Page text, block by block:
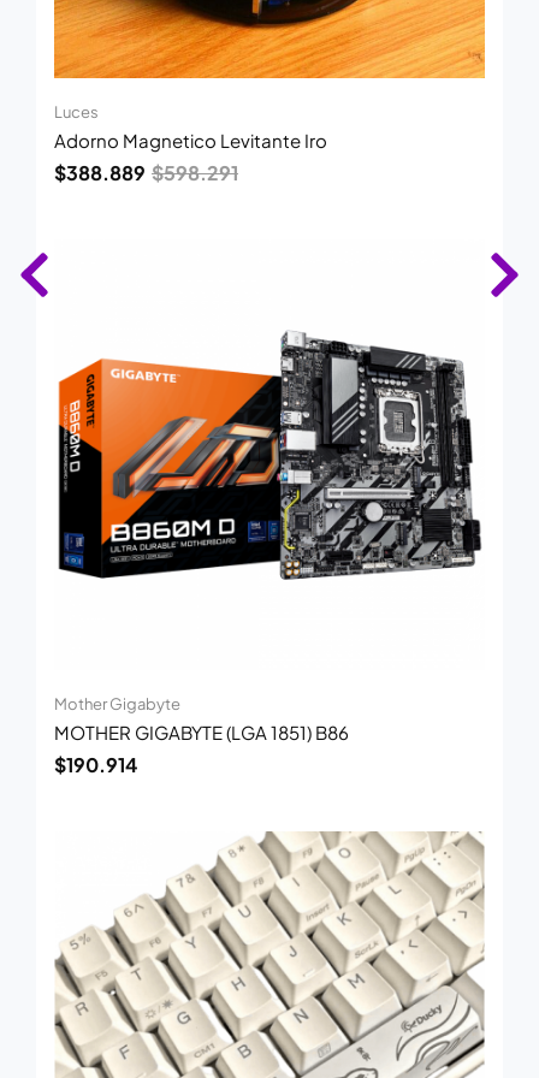
Luces
Adorno Magnetico Levitante Iro
$598.291
$388.889
Mother Gigabyte
MOTHER GIGABYTE (LGA 1851) B86
$190.914